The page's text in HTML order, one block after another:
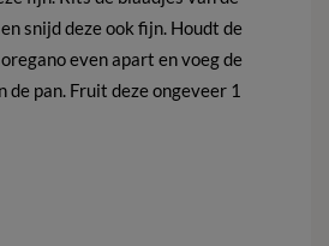
snijd deze ook fijn. Houdt de
even apart en voeg de
pan. Fruit deze ongeveer 1